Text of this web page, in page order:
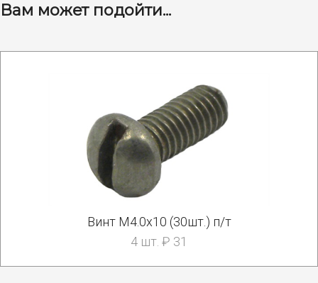
Вам может подойти...
Винт М4.0х10 (30шт.) п/т
4 шт. ₽ 31